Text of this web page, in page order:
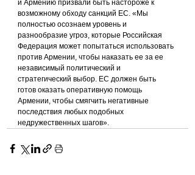
и Армению призвали быть настороже к
возможному обходу санкций ЕС. «Мы
полностью осознаем уровень и
разнообразие угроз, которые Российская
Федерация может попытаться использовать
против Армении, чтобы наказать ее за ее
независимый политический и
стратегический выбор. ЕС должен быть
готов оказать оперативную помощь
Армении, чтобы смягчить негативные
последствия любых подобных
недружественных шагов».